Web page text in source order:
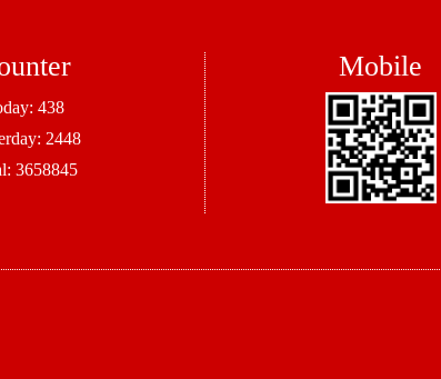
438
2448
3658845
Mobile